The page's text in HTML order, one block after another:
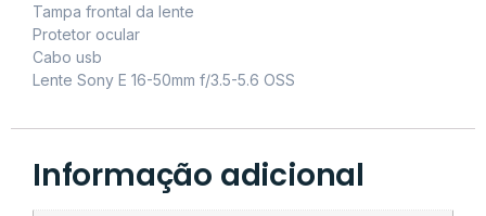
Tampa frontal da lente
Protetor ocular
Cabo usb
Lente Sony E 16-50mm f/3.5-5.6 OSS
Informação adicional